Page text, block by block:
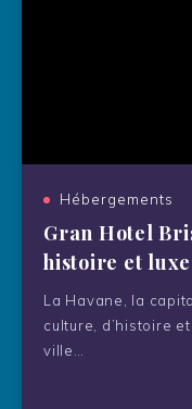
La
Hébergements
Gran Hotel
histoire et
La Havane, la
culture, d’histoire
ville…